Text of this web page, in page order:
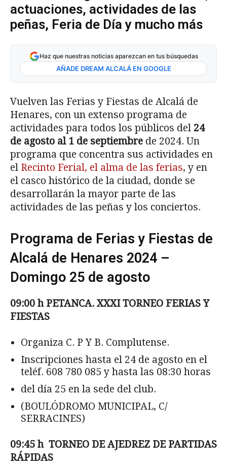
actuaciones, actividades de las
peñas, Feria de Día y mucho más
Haz que nuestras noticias aparezcan en tus búsquedas
AÑADE DREAM ALCALÁ EN GOOGLE
Vuelven las Ferias y Fiestas de Alcalá de
Henares, con un extenso programa de
actividades para todos los públicos del 24
de agosto al 1 de septiembre de 2024. Un
programa que concentra sus actividades en
el Recinto Ferial, el alma de las ferias, y en
el casco histórico de la ciudad, donde se
desarrollarán la mayor parte de las
actividades de las peñas y los conciertos.
Programa de Ferias y Fiestas de
Alcalá de Henares 2024 –
Domingo 25 de agosto
09:00 h PETANCA. XXXI TORNEO FERIAS Y
FIESTAS
Organiza C. P Y B. Complutense.
Inscripciones hasta el 24 de agosto en el
teléf. 608 780 085 y hasta las 08:30 horas
del día 25 en la sede del club.
(BOULÓDROMO MUNICIPAL, C/
SERRACINES)
09:45 h TORNEO DE AJEDREZ DE PARTIDAS
RÁPIDAS